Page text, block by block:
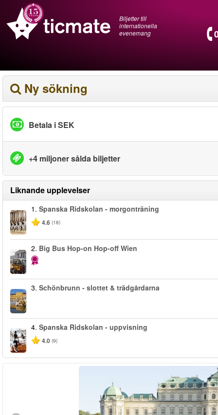
Biljetter till
internationella
evenemang
Ny sökning
Betala i SEK
+4 miljoner sålda biljetter
Liknande upplevelser
1. Spanska Ridskolan - morgonträning
4.6 (18)
2. Big Bus Hop-on Hop-off Wien
3. Schönbrunn - slottet & trädgårdarna
4. Spanska Ridskolan - uppvisning
4.0 (9)